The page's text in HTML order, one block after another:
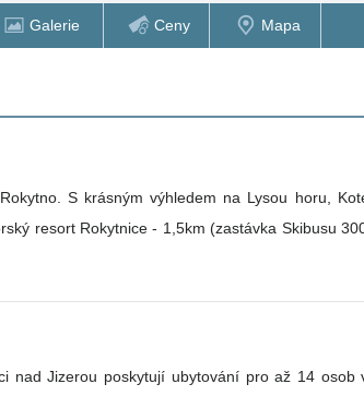
Galerie Ceny Mapa
S krásným výhledem na Lysou horu,
resort Rokytnice - 1,5km (zastávka Skibusu
nad Jizerou poskytují ubytování pro až 14